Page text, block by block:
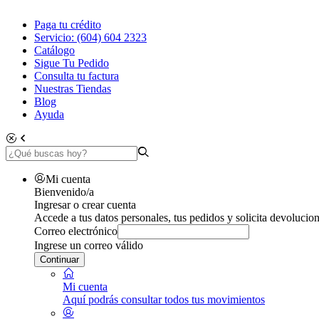
Paga tu crédito
Servicio: (604) 604 2323
Catálogo
Sigue Tu Pedido
Consulta tu factura
Nuestras Tiendas
Blog
Ayuda
Mi cuenta
Bienvenido/a
Ingresar o crear cuenta
Accede a tus datos personales, tus pedidos y solicita
Correo electrónico
Ingrese un correo válido
Continuar
Mi cuenta
Aquí podrás consultar todos tus movimientos